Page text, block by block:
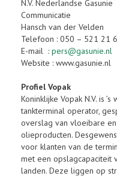
N.V. Nederlandse Gasunie
Communicatie
Hansch van der Velden
Telefoon : 050 – 521 21
E-mail : pers@gasunie.nl
Website : www.gasunie.nl
Profiel Vopak
Koninklijke Vopak N.V. is
tankterminal operator,
overslag van vloeibare
olieproducten.
voor klanten van de
met een opslagcapaciteit
landen. Deze liggen op